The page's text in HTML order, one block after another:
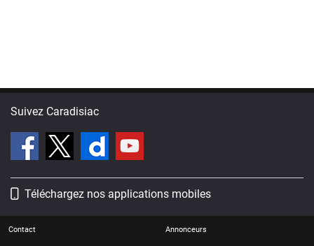
Suivez Caradisiac
Téléchargez nos applications mobiles
Contact Annonceurs